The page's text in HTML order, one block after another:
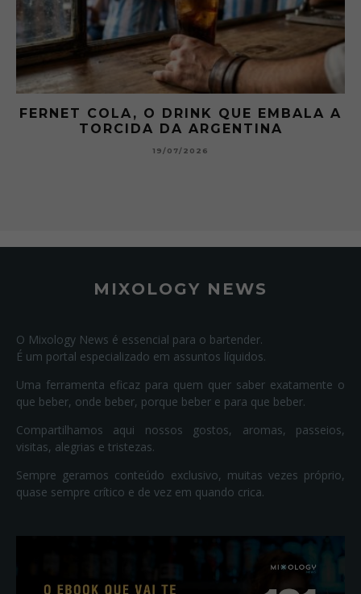
FERNET COLA, O DRINK QUE EMBALA A
TORCIDA DA ARGENTINA
19/07/2026
MIXOLOGY NEWS
O Mixology News é essencial para o bartender.
É um portal especializado em assuntos líquidos.
Uma ferramenta eficaz para quem quer saber exatamente o
que beber, onde beber, porque beber e para que beber.
Compartilhamos aqui nossos gostos, aromas, passeios,
visitas, alegrias e tristezas.
Sempre geramos conteúdo exclusivo, muitas vezes próprio,
quase sempre crítico e de vez em quando crica.